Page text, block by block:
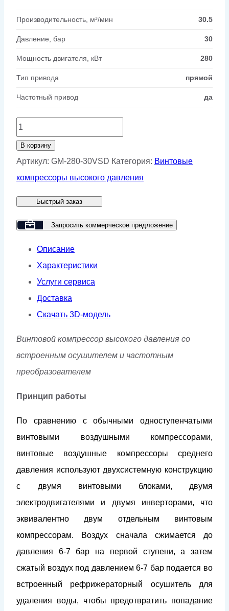
Производительность, м³/мин 30.5
Давление, бар 30
Мощность двигателя, кВт 280
Тип привода прямой
Частотный привод да
Количество
товара
Винтовой
компрессор
GM
280-
В корзину
Артикул: GM-280-30VSD Категория: Винтовые
компрессоры высокого давления
Быстрый заказ
Запросить коммерческое предложение
Описание
Характеристики
Услуги сервиса
Доставка
Скачать 3D-модель
Винтовой компрессор высокого давления со
встроенным осушителем и частотным
преобразователем
Принцип работы
По сравнению с обычными одноступенчатыми
винтовыми воздушными компрессорами,
винтовые воздушные компрессоры среднего
давления используют двухсистемную конструкцию
с двумя винтовыми блоками, двумя
электродвигателями и двумя инверторами, что
эквивалентно двум отдельным винтовым
компрессорам. Воздух сначала сжимается до
давления 6-7 бар на первой ступени, а затем
сжатый воздух под давлением 6-7 бар подается во
встроенный рефрижераторный осушитель для
удаления воды, чтобы предотвратить попадание